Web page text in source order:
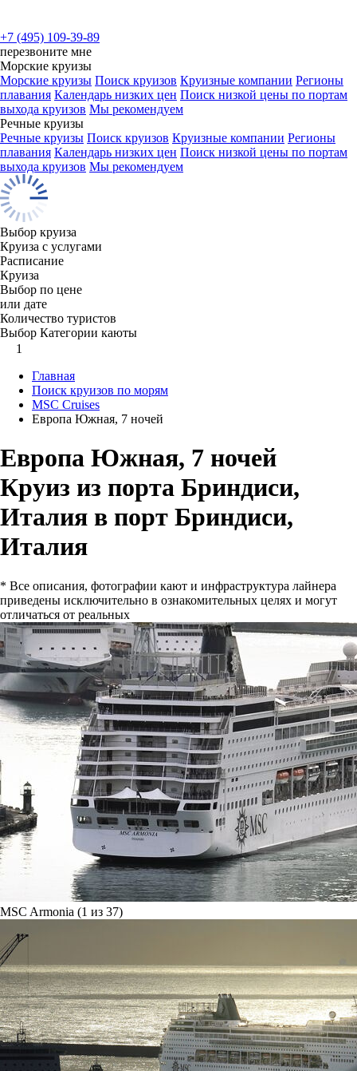
+7 (495) 109-39-89
перезвоните мне
Морские круизы
Морские круизы Поиск круизов Круизные компании Регионы
плавания Календарь низких цен Поиск низкой цены по портам
выхода круизов Мы рекомендуем
Речные круизы
Речные круизы Поиск круизов Круизные компании Регионы
плавания Календарь низких цен Поиск низкой цены по портам
выхода круизов Мы рекомендуем
Выбор круиза
Круиза с услугами
Расписание
Круиза
Выбор по цене
или дате
Количество туристов
Выбор Категории каюты
1
Главная
Поиск круизов по морям
MSC Cruises
Европа Южная, 7 ночей
Европа Южная, 7 ночей
Круиз из порта Бриндиси,
Италия в порт Бриндиси,
Италия
* Все описания, фотографии кают и инфраструктура лайнера
приведены исключительно в ознакомительных целях и могут
отличаться от реальных
MSC Armonia (1 из 37)